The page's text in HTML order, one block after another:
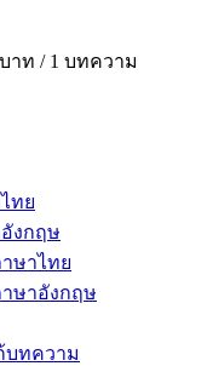
าท / 1 บทความ
ทย
งกฤษ
ษาไทย
าษาอังกฤษ
บทความ